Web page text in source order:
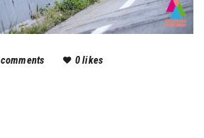
comments 0likes